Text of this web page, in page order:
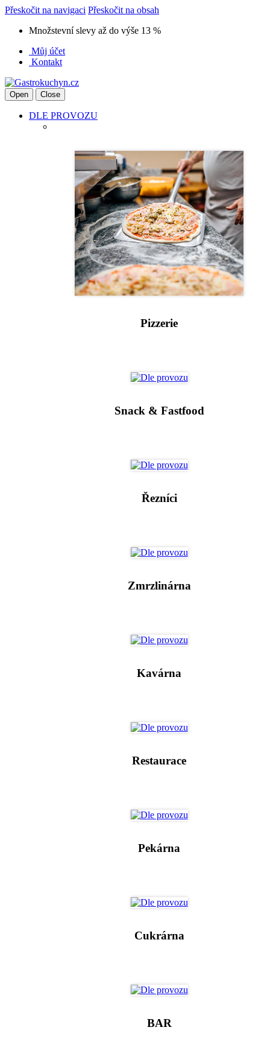
Přeskočit na navigaci Přeskočit na obsah
Množstevní slevy až do výše 13 %
Můj účet
Kontakt
Open Close
DLE PROVOZU
Pizzerie
Snack & Fastfood
Řezníci
Zmrzlinárna
Kavárna
Restaurace
Pekárna
Cukrárna
BAR